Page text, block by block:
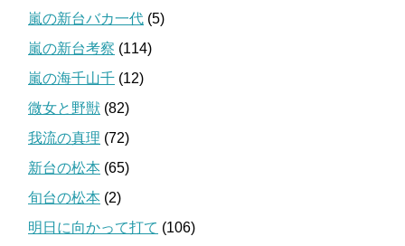
嵐の新台バカ一代 (5)
嵐の新台考察 (114)
嵐の海千山千 (12)
微女と野獣 (82)
我流の真理 (72)
新台の松本 (65)
旬台の松本 (2)
明日に向かって打て (106)